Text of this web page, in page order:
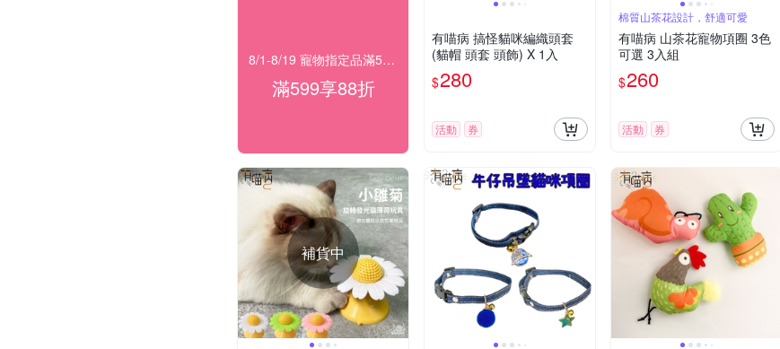
8/1-8/19 寵物指定品滿599享88折
滿599享88折
有喵病 搞怪貓咪編織頭套
(貓帽 頭套 頭飾) X 1入
$280
活動 券
棉質山茶花設計，舒適可愛
有喵病 山茶花寵物項圈 3色
可選 3入組
$260
活動 券
補貨中